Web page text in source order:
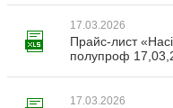
17.03.2026
Прайс-лист
полупроф
17.03.2026